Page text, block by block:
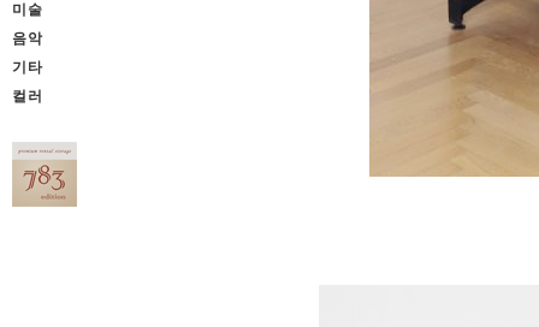
미술
음악
기타
컬러